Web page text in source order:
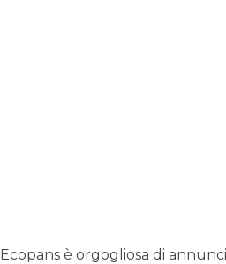
Ecopans è orgogliosa di